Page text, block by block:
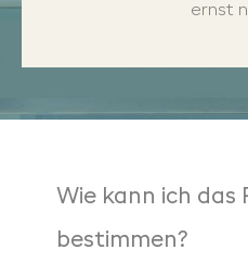
ernst
Wie kann ich das
bestimmen?